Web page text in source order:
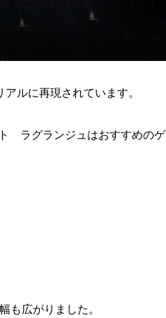
ルに再現されています。
ラグランジュはおすすめのゲ
も広がりました。